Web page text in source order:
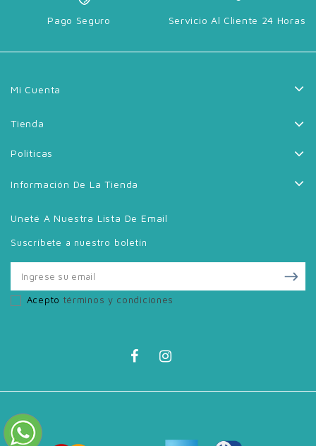
Pago Seguro Servicio Al Cliente 24 Horas
Mi Cuenta
Tienda
Políticas
Información De La Tienda
Uneté A Nuestra Lista De Email
Suscríbete a nuestro boletín
Acepto términos y condiciones